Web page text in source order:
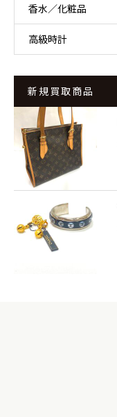
香水／化粧品
高級時計
新規買取商品